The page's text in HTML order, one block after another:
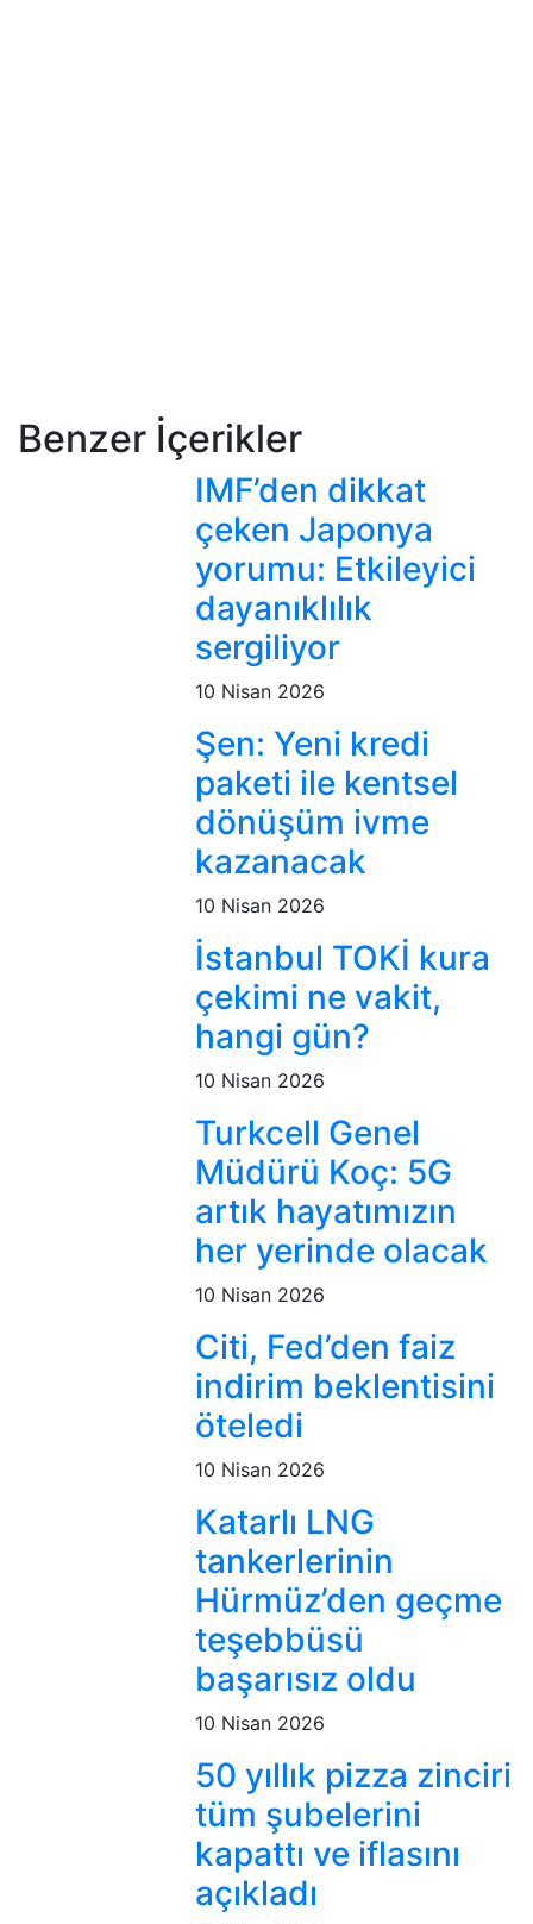
Benzer İçerikler
IMF’den dikkat
çeken Japonya
yorumu: Etkileyici
dayanıklılık
sergiliyor
10 Nisan 2026
Şen: Yeni kredi
paketi ile kentsel
dönüşüm ivme
kazanacak
10 Nisan 2026
İstanbul TOKİ kura
çekimi ne vakit,
hangi gün?
10 Nisan 2026
Turkcell Genel
Müdürü Koç: 5G
artık hayatımızın
her yerinde olacak
10 Nisan 2026
Citi, Fed’den faiz
indirim beklentisini
öteledi
10 Nisan 2026
Katarlı LNG
tankerlerinin
Hürmüz’den geçme
teşebbüsü
başarısız oldu
10 Nisan 2026
50 yıllık pizza zinciri
tüm şubelerini
kapattı ve iflasını
açıkladı